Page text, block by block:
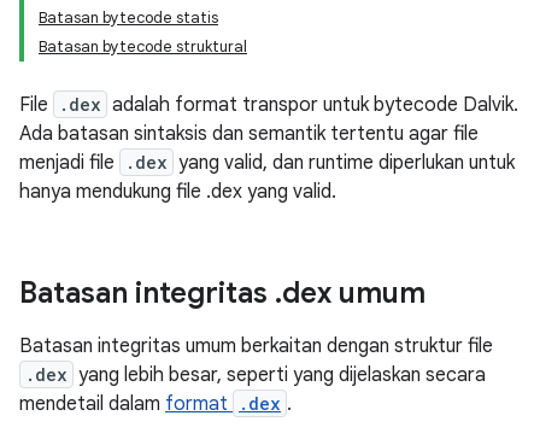
Batasan bytecode statis
Batasan bytecode struktural
File .dex adalah format transpor untuk bytecode Dalvik.
Ada batasan sintaksis dan semantik tertentu agar file
menjadi file
.dex yang valid, dan runtime diperlukan untuk
hanya mendukung file .dex yang valid.
Batasan integritas .dex umum
Batasan integritas umum berkaitan dengan struktur file
.dex yang lebih besar, seperti yang dijelaskan secara
mendetail dalam format .dex .